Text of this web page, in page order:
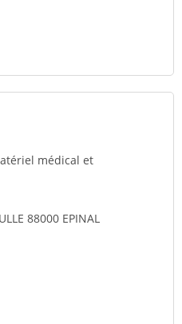
médical et
88000 EPINAL